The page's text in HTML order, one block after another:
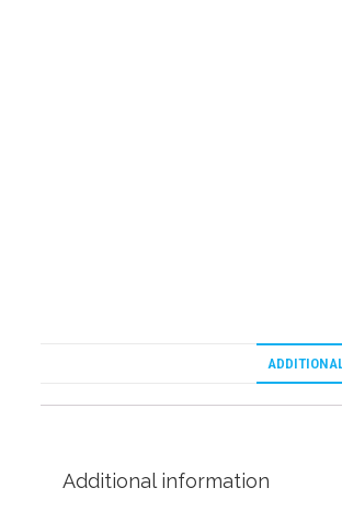
Additional information